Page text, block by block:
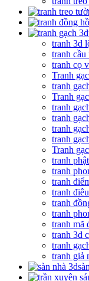
tranh 3d
tranh cầu
tranh cọ
Tranh
tranh
Tranh
tranh
tranh
tranh
tranh
Tranh
tranh phật
tranh
tranh
tranh
tranh
tranh
tranh mã
tranh 3d
tranh
tranh giả